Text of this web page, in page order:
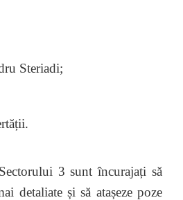
Steriadi;
3 sunt încurajați să
detaliate și să atașeze poze